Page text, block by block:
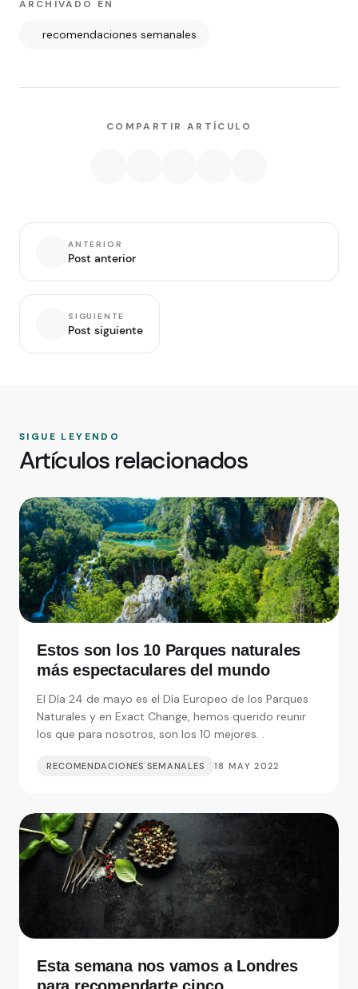
ARCHIVADO EN
recomendaciones semanales
COMPARTIR ARTÍCULO
ANTERIOR
Post anterior
SIGUIENTE
Post siguiente
SIGUE LEYENDO
Artículos relacionados
Estos son los 10 Parques naturales
más espectaculares del mundo
El Día 24 de mayo es el Día Europeo de los Parques
Naturales y en Exact Change, hemos querido reunir
los que para nosotros, son los 10 mejores. .
RECOMENDACIONES SEMANALES 18 MAY 2022
Esta semana nos vamos a Londres